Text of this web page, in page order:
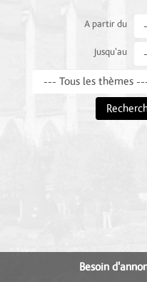
A partir du
Jusqu'au
Besoin